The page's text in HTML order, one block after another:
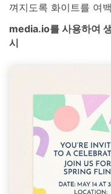
껴지도록 화이트를 여
media.io를 사용하여
시